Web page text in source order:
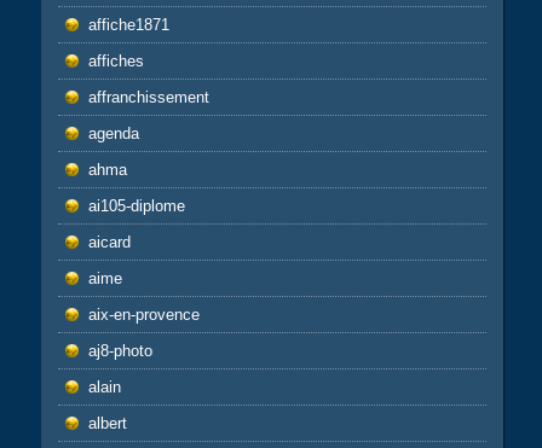
affiche1871
affiches
affranchissement
agenda
ahma
ai105-diplome
aicard
aime
aix-en-provence
aj8-photo
alain
albert